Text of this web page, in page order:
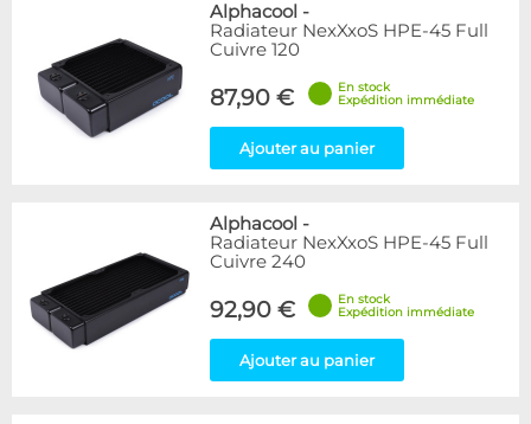
Alphacool -
Radiateur NexXxoS HPE-45 Full
Cuivre 120
87,90 €
En stock
Expédition immédiate
Ajouter au panier
Alphacool -
Radiateur NexXxoS HPE-45 Full
Cuivre 240
92,90 €
En stock
Expédition immédiate
Ajouter au panier